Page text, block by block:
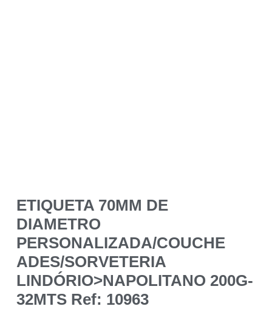
ETIQUETA 70MM DE
DIAMETRO
PERSONALIZADA/COUCHE
ADES/SORVETERIA
LINDÓRIO>NAPOLITANO 200G-
32MTS Ref: 10963